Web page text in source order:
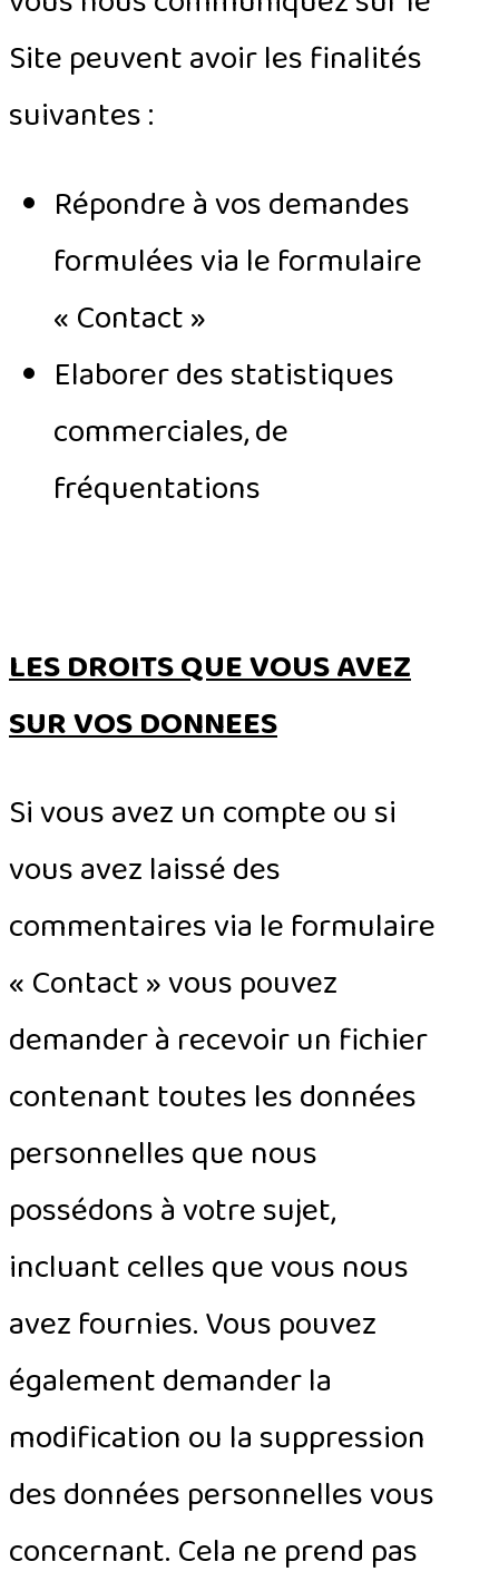
Site peuvent avoir les finalités
suivantes :
Répondre à vos demandes
formulées via le formulaire
« Contact »
Elaborer des statistiques
commerciales, de
fréquentations
LES DROITS QUE VOUS AVEZ
SUR VOS DONNEES
Si vous avez un compte ou si
vous avez laissé des
commentaires via le formulaire
« Contact » vous pouvez
demander à recevoir un fichier
contenant toutes les données
personnelles que nous
possédons à votre sujet,
incluant celles que vous nous
avez fournies. Vous pouvez
également demander la
modification ou la suppression
des données personnelles vous
concernant. Cela ne prend pas